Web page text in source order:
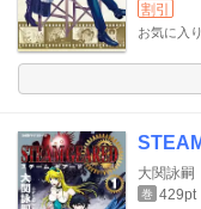
割引
お気に入
大関詠嗣
巻 429pt